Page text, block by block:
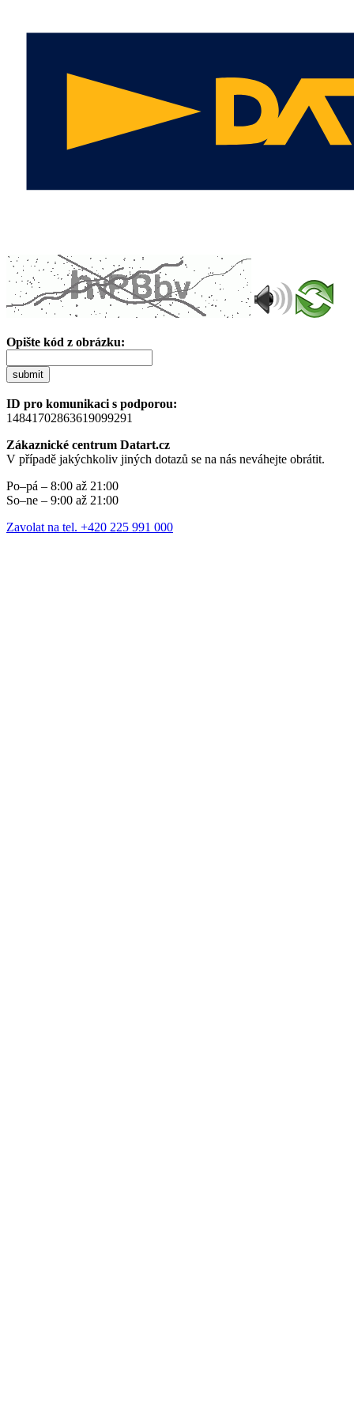
Opište kód z obrázku:
submit
ID pro komunikaci s podporou:
14841702863619099291
Zákaznické centrum Datart.cz
V případě jakýchkoliv jiných dotazů se na nás neváhejte obrátit.
Po–pá – 8:00 až 21:00
So–ne – 9:00 až 21:00
Zavolat na tel. +420 225 991 000